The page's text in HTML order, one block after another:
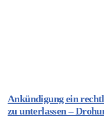
Ankündigung ein
zu unterlassen –